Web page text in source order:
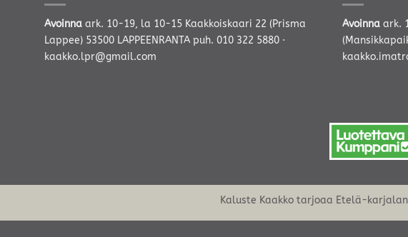
Avoinna ark. 10-19, la 10-15 Kaakkoiskaari 22 (Prisma
Lappee) 53500 LAPPEENRANTA puh. 010 322 5880 ·
kaakko.lpr@gmail.com
Avoinnaark.
Kaluste Kaakko tarjoaa Etelä-